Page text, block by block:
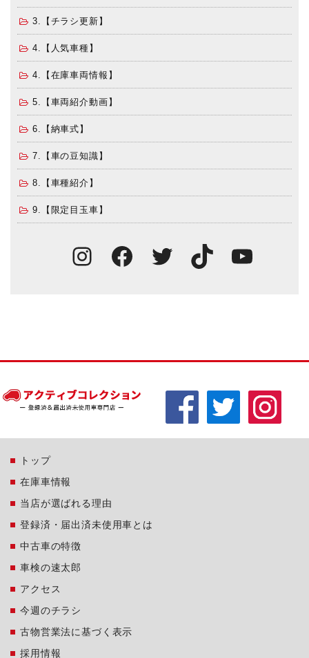
3.【チラシ更新】
4.【人気車種】
4.【在庫車両情報】
5.【車両紹介動画】
6.【納車式】
7.【車の豆知識】
8.【車種紹介】
9.【限定目玉車】
Instagram
Facebook
TwitterTikTok
トップ
在庫車情報
当店が選ばれる理由
登録済・届出済未使用車とは
中古車の特徴
車検の速太郎
アクセス
今週のチラシ
古物営業法に基づく表示
採用情報